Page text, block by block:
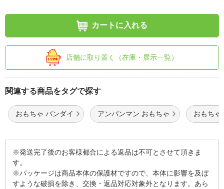
カートに入れる
店舗に取り置く（在庫・展示一覧）
関連する商品をタグで探す
おもちゃ バンダイ アンパンマン おもちゃ おもちゃ
※発送完了後のお客様都合による返品は不可とさせて頂きま
す。
※パッケージは商品本体の保護材ですので、本体に影響を及ぼ
すような破損を除き、交換・返品対応対象外となります。あら